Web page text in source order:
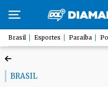
Brasil Esportes Paraíba
BRASIL